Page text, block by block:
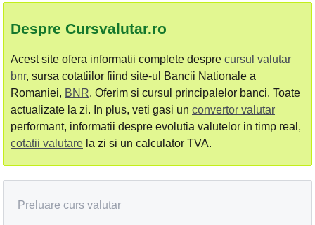
Despre Cursvalutar.ro
Acest site ofera informatii complete despre cursul valutar
bnr, sursa cotatiilor fiind site-ul Bancii Nationale a
Romaniei, BNR. Oferim si cursul principalelor banci. Toate
actualizate la zi. In plus, veti gasi un convertor valutar
performant, informatii despre evolutia valutelor in timp real,
cotatii valutare la zi si un calculator TVA.
Preluare curs valutar